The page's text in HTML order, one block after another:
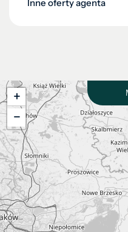
Inne oferty agenta
+
−